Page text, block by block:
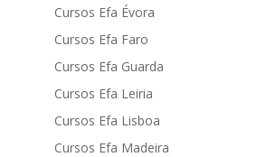
Cursos Efa Évora
Cursos Efa Faro
Cursos Efa Guarda
Cursos Efa Leiria
Cursos Efa Lisboa
Cursos Efa Madeira